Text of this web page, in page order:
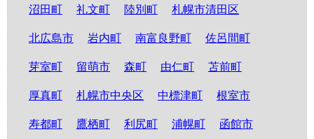
沼田町 礼文町 陸別町 札幌市清田区
北広島市 岩内町 南富良野町 佐呂間町
芽室町 留萌市 森町 由仁町 苫前町
厚真町 札幌市中央区 中標津町 根室市
寿都町 鷹栖町 利尻町 浦幌町 函館市